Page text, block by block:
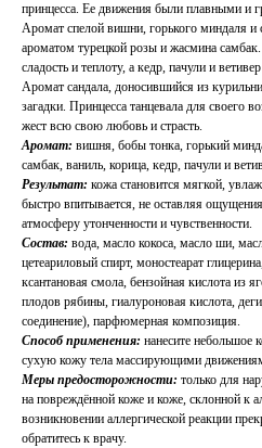
принцесса. Ее движения были плавными и
Аромат спелой вишни, горького миндаля
ароматом турецкой розы и жасмина
сладость и теплоту, а кедр, пачули и
Аромат сандала, доносившийся из
загадки. Принцесса танцевала для своего
жест всю свою любовь и страсть.
Аромат: вишня, бобы тонка, горький
самбак, ваниль, корица, кедр, пачули и
Результат: кожа становится мягкой,
быстро впитывается, не оставляя
атмосферу утонченности и чувственности.
Состав: вода, масло кокоса, масло ши,
цетеариловый спирт, моностеарат
ксантановая смола, бензойная кислота из
плодов рябины, гиалуроновая кислота,
соединение), парфюмерная композиция.
Способ применения: нанесите небольшое
сухую кожу тела массирующими
Меры предосторожности: только для
на повреждённой коже и коже, склонной к
возникновении аллергической реакции
обратитесь к врачу.